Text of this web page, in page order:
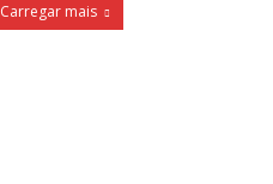
Carregar mais